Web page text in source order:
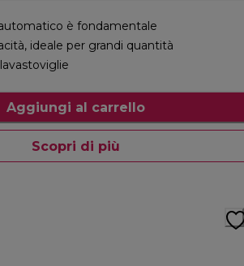
automatico è fondamentale
ideale per grandi quantità
Aggiungi al carrello
Scopri di più